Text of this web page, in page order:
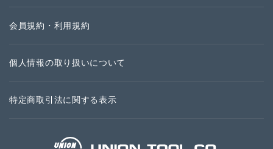
会員規約・利用規約
個人情報の取り扱いについて
特定商取引法に関する表示